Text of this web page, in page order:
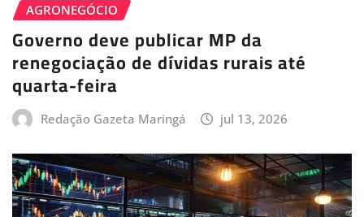
AGRONEGÓCIO
Governo deve publicar MP da
renegociação de dívidas rurais até
quarta-feira
Redação Gazeta Maringá jul 13, 2026